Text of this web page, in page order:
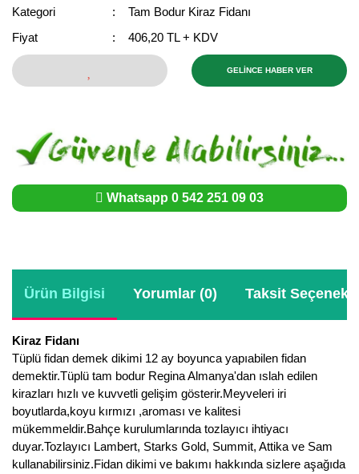
Kategori
Tam Bodur Kiraz Fidanı
Fiyat
406,20 TL + KDV
GELİNCE HABER VER
Whatsapp 0 542 251 09 03
Ürün Bilgisi Yorumlar (0) Taksit
Kiraz Fidanı
Tüplü fidan demek dikimi 12 ay boyunca yapıabilen fidan
demektir.Tüplü tam bodur Regina Almanya'dan ıslah edilen
kirazları hızlı ve kuvvetli gelişim gösterir.Meyveleri iri
boyutlarda,koyu kırmızı ,aroması ve kalitesi
mükemmeldir.Bahçe kurulumlarında tozlayıcı ihtiyacı
duyar.Tozlayıcı Lambert, Starks Gold, Summit, Attika ve Sam
kullanabilirsiniz.Fidan dikimi ve bakımı hakkında sizlere aşağıda
Goji Berry Fidanı
Kapari Gebre Otu Fidanı
Keçiboynuzu Fidanı
Kızılcık Fidanı
Kocayemiş Fidanı
Kuşburnu Fidanı
Liçi Fidanı